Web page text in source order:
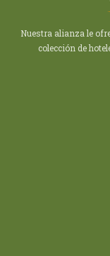
Nuestra alianza le
colección de